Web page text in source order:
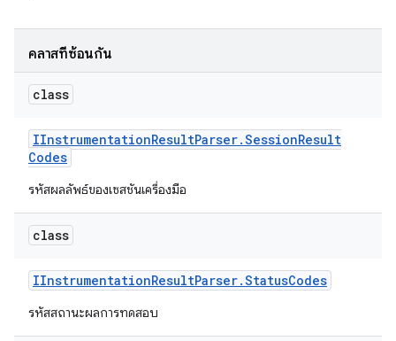
คลาสที่ซ้อนกัน
class
IInstrumentationResultParser.SessionResult
Codes
รหัสผลลัพธ์ของเซสชันเครื่องมือ
class
IInstrumentationResultParser.StatusCodes
รหัสสถานะผลการทดสอบ